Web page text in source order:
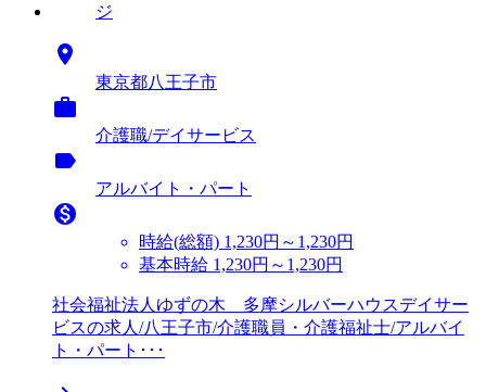

東京都八王子市

介護職/デイサービス
label
アルバイト・パート

時給(総額) 1,230円～1,230円
基本時給 1,230円～1,230円
社会福祉法人ゆずの木 多摩シルバーハウスデイサー
ビスの求人/八王子市/介護職員・介護福祉士/アルバイ
ト・パート･･･